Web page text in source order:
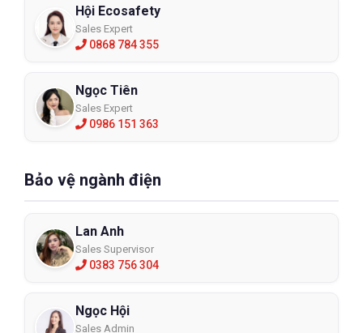
Hội Ecosafety
Sales Expert
0868 784 355
Ngọc Tiên
Sales Expert
0986 151 363
Bảo vệ ngành điện
Lan Anh
Sales Supervisor
0383 756 304
Ngọc Hội
Sales Admin